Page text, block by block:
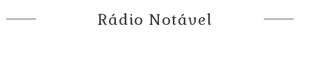
Rádio Notável